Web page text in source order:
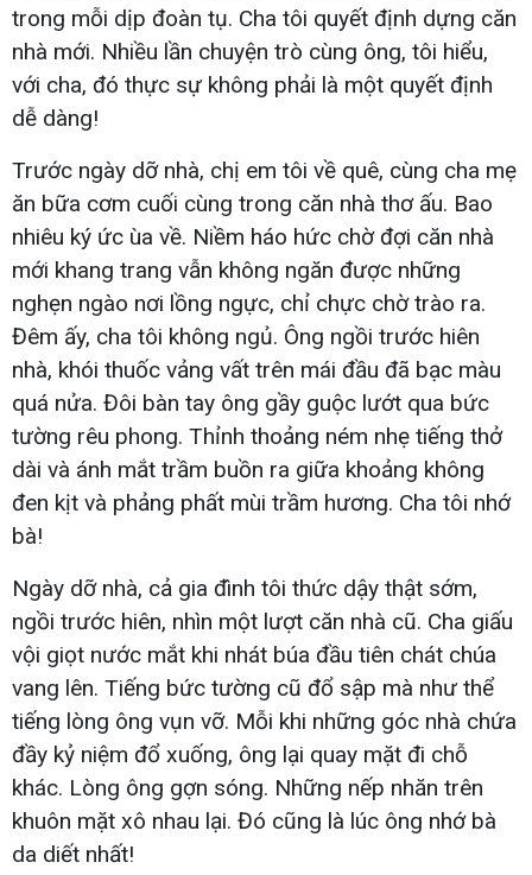
trong mỗi dịp đoàn tụ. Cha tôi quyết định dựng căn
nhà mới. Nhiều lần chuyện trò cùng ông, tôi hiểu,
với cha, đó thực sự không phải là một quyết định
dễ dàng!
Trước ngày dỡ nhà, chị em tôi về quê, cùng cha mẹ
ăn bữa cơm cuối cùng trong căn nhà thơ ấu. Bao
nhiêu ký ức ùa về. Niềm háo hức chờ đợi căn nhà
mới khang trang vẫn không ngăn được những
nghẹn ngào nơi lồng ngực, chỉ chực chờ trào ra.
Đêm ấy, cha tôi không ngủ. Ông ngồi trước hiên
nhà, khói thuốc vảng vất trên mái đầu đã bạc màu
quá nửa. Đôi bàn tay ông gầy guộc lướt qua bức
tường rêu phong. Thỉnh thoảng ném nhẹ tiếng thở
dài và ánh mắt trầm buồn ra giữa khoảng không
đen kịt và phảng phất mùi trầm hương. Cha tôi nhớ
bà!
Ngày dỡ nhà, cả gia đình tôi thức dậy thật sớm,
ngồi trước hiên, nhìn một lượt căn nhà cũ. Cha giấu
vội giọt nước mắt khi nhát búa đầu tiên chát chúa
vang lên. Tiếng bức tường cũ đổ sập mà như thể
tiếng lòng ông vụn vỡ. Mỗi khi những góc nhà chứa
đầy kỷ niệm đổ xuống, ông lại quay mặt đi chỗ
khác. Lòng ông gợn sóng. Những nếp nhăn trên
khuôn mặt xô nhau lại. Đó cũng là lúc ông nhớ bà
da diết nhất!